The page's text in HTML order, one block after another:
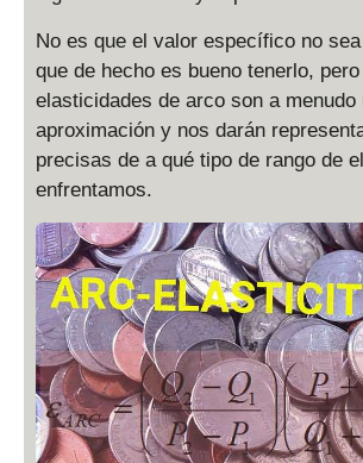
No es que el valor específico no
que de hecho es bueno tenerlo,
elasticidades de arco son a menudo
aproximación y nos darán
precisas de a qué tipo de rango de
enfrentamos.